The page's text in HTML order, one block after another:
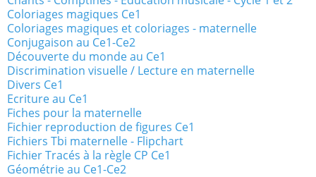
Coloriages magiques Ce1
Coloriages magiques et coloriages - maternelle
Conjugaison au Ce1-Ce2
Découverte du monde au Ce1
Discrimination visuelle / Lecture en maternelle
Divers Ce1
Ecriture au Ce1
Fiches pour la maternelle
Fichier reproduction de figures Ce1
Fichiers Tbi maternelle - Flipchart
Fichier Tracés à la règle CP Ce1
Géométrie au Ce1-Ce2